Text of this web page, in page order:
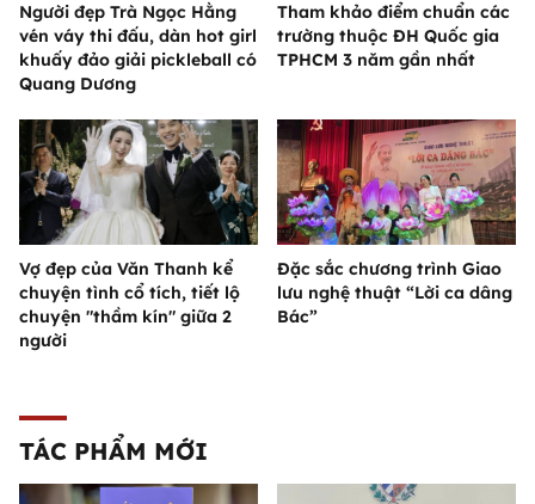
Người đẹp Trà Ngọc Hằng
vén váy thi đấu, dàn hot girl
khuấy đảo giải pickleball có
Quang Dương
Tham khảo điểm chuẩn các
trường thuộc ĐH Quốc gia
TPHCM 3 năm gần nhất
Vợ đẹp của Văn Thanh kể
chuyện tình cổ tích, tiết lộ
chuyện "thầm kín" giữa 2
người
Đặc sắc chương trình Giao
lưu nghệ thuật “Lời ca dâng
Bác”
TÁC PHẨM MỚI